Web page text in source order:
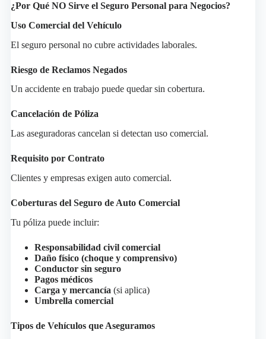
¿Por Qué NO Sirve el Seguro Personal para Negocios?
Uso Comercial del Vehículo
El seguro personal no cubre actividades laborales.
Riesgo de Reclamos Negados
Un accidente en trabajo puede quedar sin cobertura.
Cancelación de Póliza
Las aseguradoras cancelan si detectan uso comercial.
Requisito por Contrato
Clientes y empresas exigen auto comercial.
Coberturas del Seguro de Auto Comercial
Tu póliza puede incluir:
Responsabilidad civil comercial
Daño físico (choque y comprensivo)
Conductor sin seguro
Pagos médicos
Carga y mercancía (si aplica)
Umbrella comercial
Tipos de Vehículos que Aseguramos